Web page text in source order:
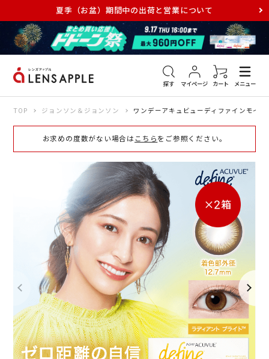
夏季（お盆）期間中の出荷と営業について
探す マイページ カート メニュー
アキュビュー メダリスト メガネ
TOP ジョンソン＆ジョンソン ワンデーアキュビューディファインモイ
お求めの度数がない場合は こちら をご参照ください。